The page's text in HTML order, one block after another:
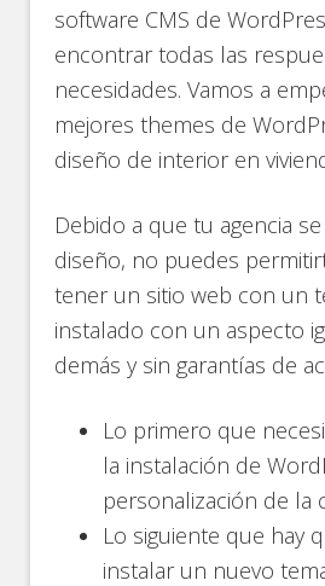
software CMS de
encontrar todas las
necesidades. Vamos a
mejores themes de
diseño de interior en
Debido a que tu agencia
diseño, no puedes
tener un sitio web con un
instalado con un aspecto
demás y sin garantías de
Lo primero que
la instalación de
personalización de la
Lo siguiente que hay
instalar un nuevo